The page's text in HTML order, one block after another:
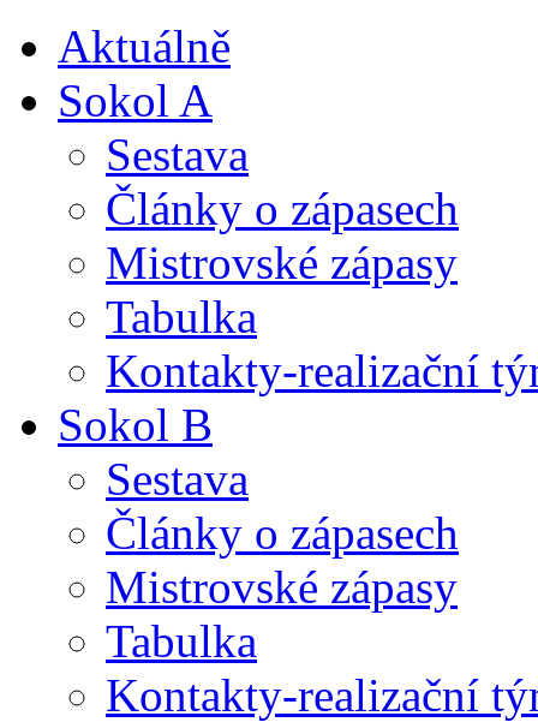
Aktuálně
Sokol A
Sestava
Články o zápasech
Mistrovské zápasy
Tabulka
Kontakty-realizační
Sokol B
Sestava
Články o zápasech
Mistrovské zápasy
Tabulka
Kontakty-realizační